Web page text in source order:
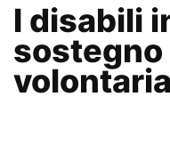
I disabili
sostegno